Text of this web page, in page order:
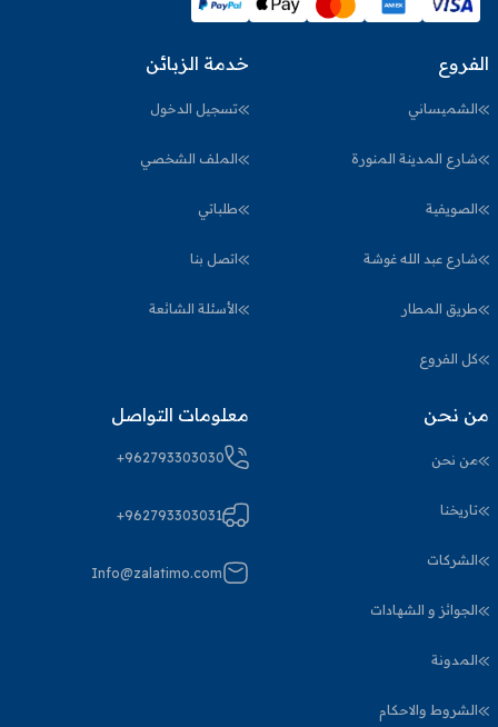
الفروع
الشميساني
شارع المدينة المنورة
الصويفية
شارع عبد الله غوشة
طريق المطار
كل الفروع
خدمة الزبائن
تسجيل الدخول
الملف الشخصي
طلباتي
اتصل بنا
الأسئلة الشائعة
من نحن
من نحن
تاريخنا
الشركات
الجوائز و الشهادات
المدونة
الشروط والاحكام
معلومات التواصل
+962793303030
+962793303031
Info@zalatimo.com